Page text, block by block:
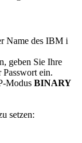
Name des IBM i
geben Sie Ihre
ein.
Modus BINARY
setzen: